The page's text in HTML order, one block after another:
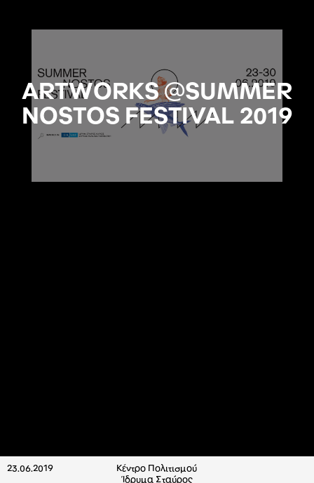
ARTWORKS @SUMMER
NOSTOS FESTIVAL 2019
23.06.2019
Κέντρο Πολιτισμού
Ίδρυμα Σταύρος